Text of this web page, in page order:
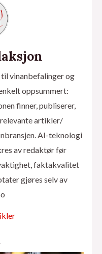
a
m
vinanbefalinger og
oppsummert:
finner, publiserer,
artikler/
AI-teknologi
av redaktør før
faktakvalitet
gjøres selv av